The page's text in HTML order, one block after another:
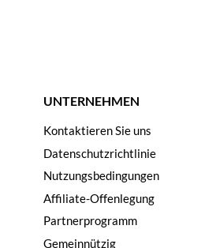
UNTERNEHMEN
Kontaktieren Sie uns
Datenschutzrichtlinie
Nutzungsbedingungen
Affiliate-Offenlegung
Partnerprogramm
Gemeinnützig